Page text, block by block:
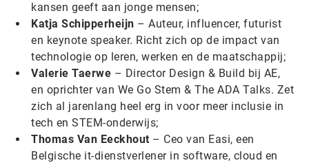
kansen geeft aan jonge mensen;
Katja Schipperheijn – Auteur, influencer, futurist
en keynote speaker. Richt zich op de impact van
technologie op leren, werken en de maatschappij;
Valerie Taerwe – Director Design & Build bij AE,
en oprichter van We Go Stem & The ADA Talks. Zet
zich al jarenlang heel erg in voor meer inclusie in
tech en STEM-onderwijs;
Thomas Van Eeckhout – Ceo van Easi, een
Belgische it-dienstverlener in software, cloud en